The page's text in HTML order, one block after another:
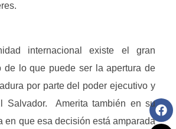
internacional existe el gran
de lo que puede ser la apertura de
por parte del poder ejecutivo y
Salvador.  Amerita también en su
en que esa decisión está amparada